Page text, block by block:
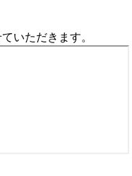
いただきます。